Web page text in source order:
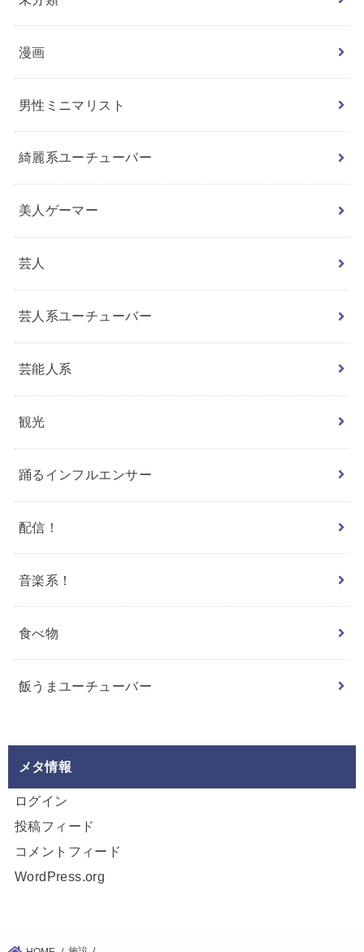
漫画
男性ミニマリスト
綺麗系ユーチューバー
美人ゲーマー
芸人
芸人系ユーチューバー
芸能人系
観光
踊るインフルエンサー
配信！
音楽系！
食べ物
飯うまユーチューバー
メタ情報
ログイン
投稿フィード
コメントフィード
WordPress.org